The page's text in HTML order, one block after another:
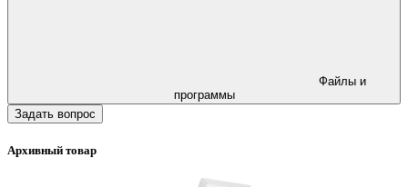
программы
Задать вопрос
Архивный товар